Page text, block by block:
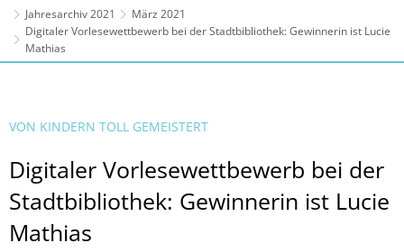
Jahresarchiv 2021
März 2021
Digitaler Vorlesewettbewerb bei der Stadtbibliothek: Gewinnerin ist Lucie
Mathias
VON KINDERN TOLL GEMEISTERT
Digitaler Vorlesewettbewerb bei der
Stadtbibliothek: Gewinnerin ist Lucie
Mathias